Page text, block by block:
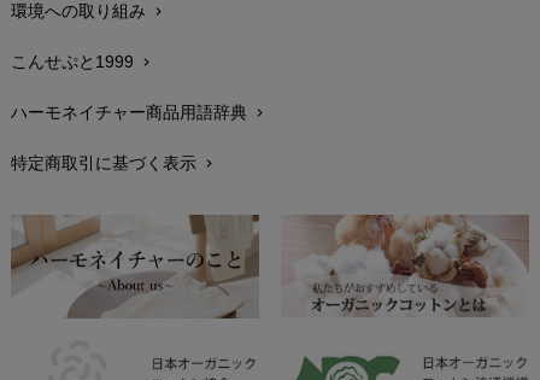
生地・素材chevron_right
お手入れについて
レビューを書こうchevron_right
返品交換chevron_right
FAXでのご注文
お問い合わせchevron_right
環境への取り組み chevron_right
こんせぷと1999 chevron_right
ハーモネイチャー商品用語辞典 chevron_right
特定商取引に基づく表示 chevron_right